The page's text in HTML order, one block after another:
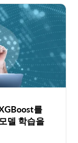
를
델 학습을